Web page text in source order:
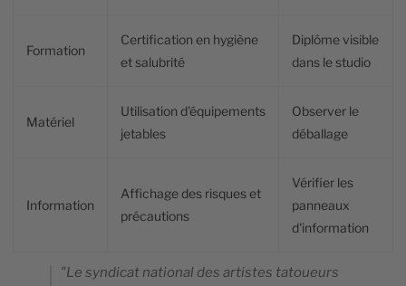
Formation
Certification en hygiène
et salubrité
Diplôme visible
dans le studio
Matériel
Utilisation d'équipements
jetables
Observer le
déballage
Information
Affichage des risques et
précautions
Vérifier les
panneaux
d'information
"Le syndicat national des artistes tatoueurs